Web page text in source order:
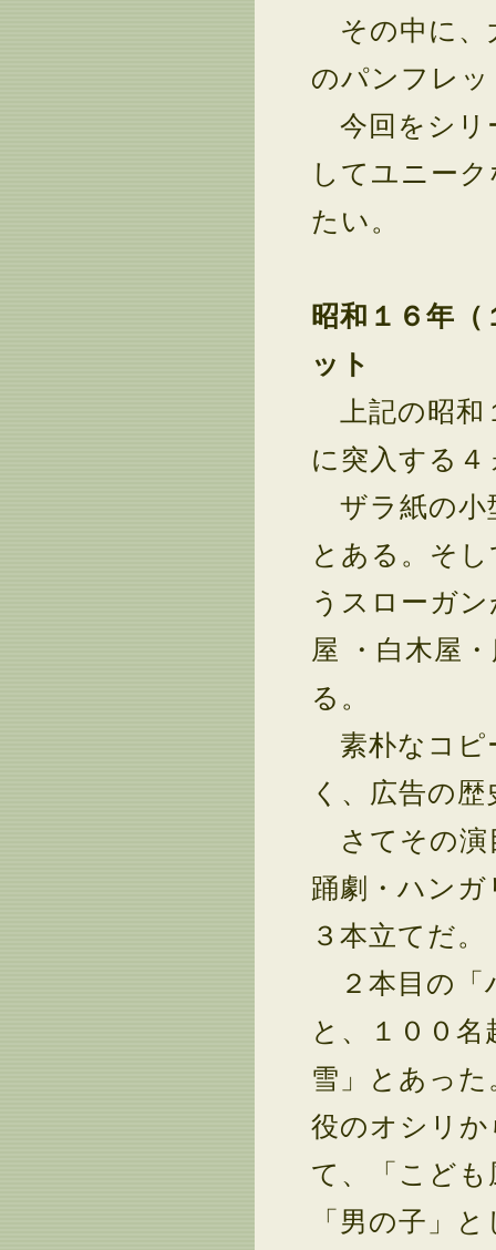
その中に、
のパンフレ
今回をシリ
してユニー
たい。
昭和１６年（
ット
上記の昭和
に突入する
ザラ紙の小
とある。そ
うスローガ
屋 ・白木屋
る。
素朴なコピ
く、広告の
さてその演
踊劇・ハン
３本立てだ。
２本目の「
と、１００
雪」とあっ
役のオシリ
て、「こど
「男の子」